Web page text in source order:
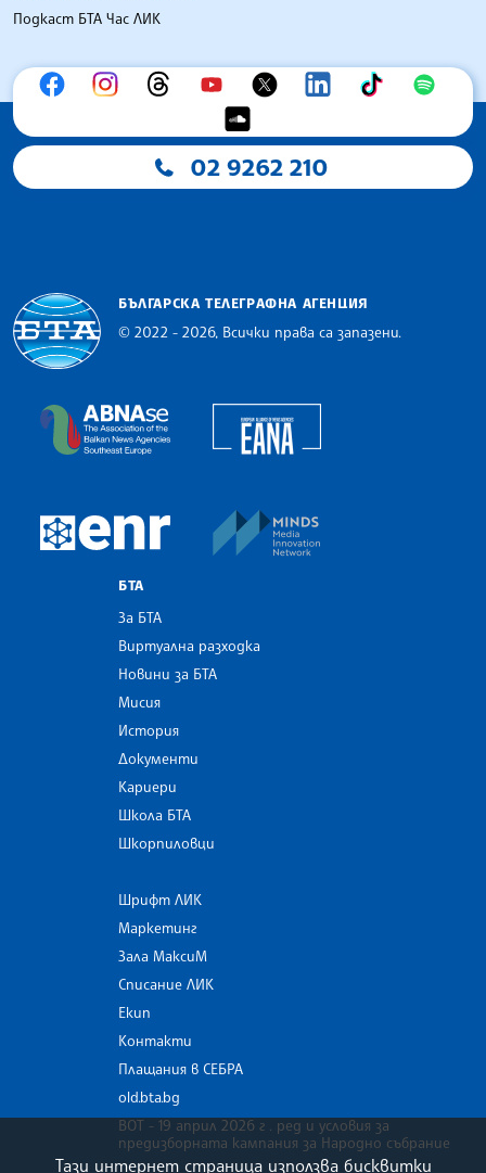
Подкаст БТА Час ЛИК
02 9262 210
БЪЛГАРСКА ТЕЛЕГРАФНА АГЕНЦИЯ
© 2022 - 2026, Всички права са запазени.
The Assocoation of the Balkan News Agencies
European Newsroom
БТА
За БТА
Виртуална разходка
Новини за БТА
Мисия
История
Документи
Кариери
Школа БТА
Шкорпиловци
Шрифт ЛИК
Маркетинг
Зала МаксиМ
Списание ЛИК
Екип
Контакти
Плащания в СЕБРА
old.bta.bg
ВОТ - 19 април 2026 г . ред и условия за
предизборната кампания за Народно събрание
Тази интернет страница използва бисквитки